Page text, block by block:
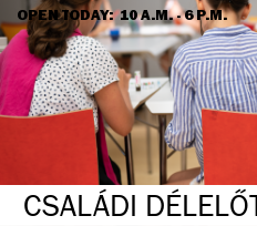
OPEN TODAY: 10 A.M. - 6 P.M.
HOURS & ADMISSION
CSALÁDI